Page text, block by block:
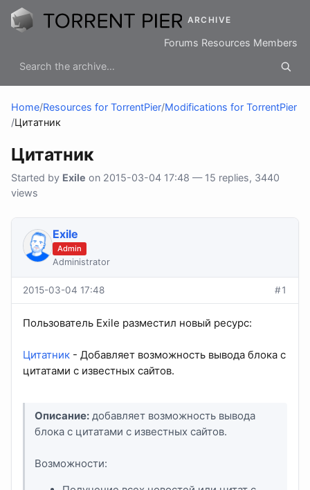
ARCHIVE
Forums Resources Members
Home/Resources for TorrentPier/Modifications for TorrentPier
/Цитатник
Цитатник
Started by Exile on 2015-03-04 17:48 — 15 replies, 3440
views
Exile
Admin
Administrator
2015-03-04 17:48 #1
Пользователь Exile разместил новый ресурс:
Цитатник - Добавляет возможность вывода блока с
цитатами с известных сайтов.
Описание: добавляет возможность вывода
блока с цитатами с известных сайтов.
Возможности: